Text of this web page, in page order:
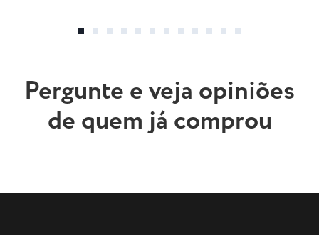
Pergunte e veja opiniões
de quem já comprou